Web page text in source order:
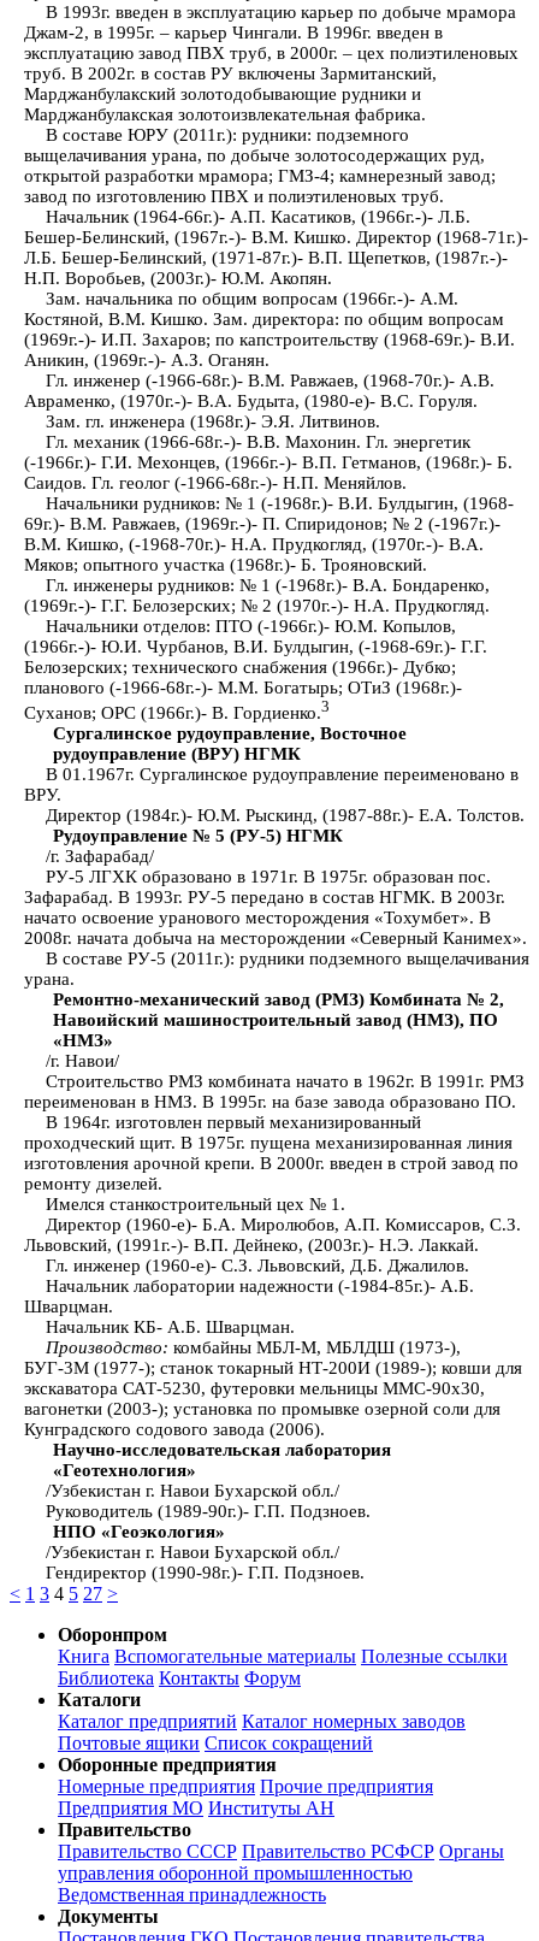
В 1993г. введен в эксплуатацию карьер по добыче мрамора
Джам-2, в 1995г. – карьер Чингали. В 1996г. введен в
эксплуатацию завод ПВХ труб, в 2000г. – цех полиэтиленовых
труб. В 2002г. в состав РУ включены Зармитанский,
Марджанбулакский золотодобывающие рудники и
Марджанбулакская золотоизвлекательная фабрика.
В составе ЮРУ (2011г.): рудники: подземного
выщелачивания урана, по добыче золотосодержащих руд,
открытой разработки мрамора; ГМЗ-4; камнерезный завод;
завод по изготовлению ПВХ и полиэтиленовых труб.
Начальник (1964-66г.)- А.П. Касатиков, (1966г.-)- Л.Б.
Бешер-Белинский, (1967г.-)- В.М. Кишко. Директор (1968-71г.)-
Л.Б. Бешер-Белинский, (1971-87г.)- В.П. Щепетков, (1987г.-)-
Н.П. Воробьев, (2003г.)- Ю.М. Акопян.
Зам. начальника по общим вопросам (1966г.-)- А.М.
Костяной, В.М. Кишко. Зам. директора: по общим вопросам
(1969г.-)- И.П. Захаров; по капстроительству (1968-69г.)- В.И.
Аникин, (1969г.-)- А.З. Оганян.
Гл. инженер (-1966-68г.)- В.М. Равжаев, (1968-70г.)- А.В.
Авраменко, (1970г.-)- В.А. Будыта, (1980-е)- В.С. Горуля.
Зам. гл. инженера (1968г.)- Э.Я. Литвинов.
Гл. механик (1966-68г.-)- В.В. Махонин. Гл. энергетик
(-1966г.)- Г.И. Мехонцев, (1966г.-)- В.П. Гетманов, (1968г.)- Б.
Саидов. Гл. геолог (-1966-68г.-)- Н.П. Меняйлов.
Начальники рудников: № 1 (-1968г.)- В.И. Булдыгин, (1968-
69г.)- В.М. Равжаев, (1969г.-)- П. Спиридонов; № 2 (-1967г.)-
В.М. Кишко, (-1968-70г.)- Н.А. Прудкогляд, (1970г.-)- В.А.
Мяков; опытного участка (1968г.)- Б. Трояновский.
Гл. инженеры рудников: № 1 (-1968г.)- В.А. Бондаренко,
(1969г.-)- Г.Г. Белозерских; № 2 (1970г.-)- Н.А. Прудкогляд.
Начальники отделов: ПТО (-1966г.)- Ю.М. Копылов,
(1966г.-)- Ю.И. Чурбанов, В.И. Булдыгин, (-1968-69г.)- Г.Г.
Белозерских; технического снабжения (1966г.)- Дубко;
планового (-1966-68г.-)- М.М. Богатырь; ОТиЗ (1968г.)-
Суханов; ОРС (1966г.)- В. Гордиенко.3
Сургалинское рудоуправление, Восточное
рудоуправление (ВРУ) НГМК
В 01.1967г. Сургалинское рудоуправление переименовано в
ВРУ.
Директор (1984г.)- Ю.М. Рыскинд, (1987-88г.)- Е.А. Толстов.
Рудоуправление № 5 (РУ-5) НГМК
/г. Зафарабад/
РУ-5 ЛГХК образовано в 1971г. В 1975г. образован пос.
Зафарабад. В 1993г. РУ-5 передано в состав НГМК. В 2003г.
начато освоение уранового месторождения «Тохумбет». В
2008г. начата добыча на месторождении «Северный Канимех».
В составе РУ-5 (2011г.): рудники подземного выщелачивания
урана.
Ремонтно-механический завод (РМЗ) Комбината № 2,
Навоийский машиностроительный завод (НМЗ), ПО
«НМЗ»
/г. Навои/
Строительство РМЗ комбината начато в 1962г. В 1991г. РМЗ
переименован в НМЗ. В 1995г. на базе завода образовано ПО.
В 1964г. изготовлен первый механизированный
проходческий щит. В 1975г. пущена механизированная линия
изготовления арочной крепи. В 2000г. введен в строй завод по
ремонту дизелей.
Имелся станкостроительный цех № 1.
Директор (1960-е)- Б.А. Миролюбов, А.П. Комиссаров, С.З.
Львовский, (1991г.-)- В.П. Дейнеко, (2003г.)- Н.Э. Лаккай.
Гл. инженер (1960-е)- С.З. Львовский, Д.Б. Джалилов.
Начальник лаборатории надежности (-1984-85г.)- А.Б.
Шварцман.
Начальник КБ- А.Б. Шварцман.
Производство: комбайны МБЛ-М, МБЛДШ (1973-),
БУГ-3М (1977-); станок токарный НТ-200И (1989-); ковши для
экскаватора САТ-5230, футеровки мельницы ММС-90х30,
вагонетки (2003-); установка по промывке озерной соли для
Кунградского содового завода (2006).
Научно-исследовательская лаборатория
«Геотехнология»
/Узбекистан г. Навои Бухарской обл./
Руководитель (1989-90г.)- Г.П. Подзноев.
НПО «Геоэкология»
/Узбекистан г. Навои Бухарской обл./
Гендиректор (1990-98г.)- Г.П. Подзноев.
< 1 3 4 5 27 >
Оборонпром
Книга Вспомогательные материалы Полезные ссылки
Библиотека Контакты Форум
Каталоги
Каталог предприятий Каталог номерных заводов
Почтовые ящики Список сокращений
Оборонные предприятия
Номерные предприятия Прочие предприятия
Предприятия МО Институты АН
Правительство
Правительство СССР Правительство РСФСР Органы
управления оборонной промышленностью
Ведомственная принадлежность
Документы